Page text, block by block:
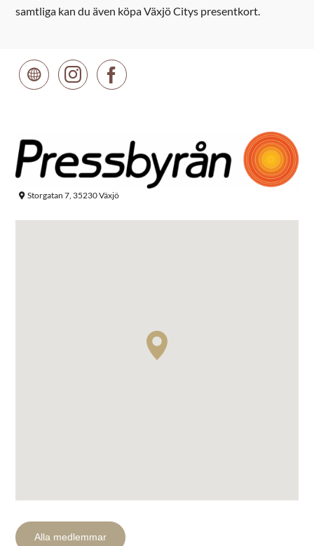
samtliga kan du även köpa Växjö Citys presentkort.
Storgatan 7, 35230 Växjö
Alla medlemmar